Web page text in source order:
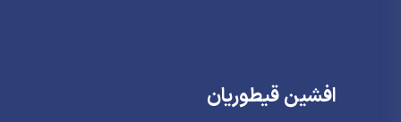
افشین قیطوریان